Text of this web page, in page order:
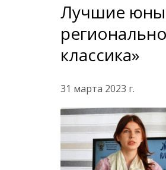
Лучшие
классика»
31 марта 2023 г.